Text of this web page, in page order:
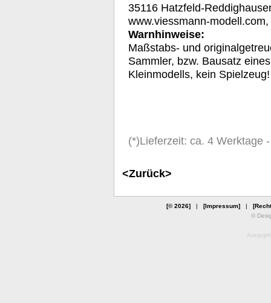
35116 Hatzfeld-
www.viessmann-modell.com,
Warnhinweise:
Maßstabs- und
Sammler, bzw. Bausatz
Kleinmodells, kein Spielzeug!
(*)Lieferzeit: ca. 4 Werktage
<Zurück>
[© 2026]| [Impressum]|
©